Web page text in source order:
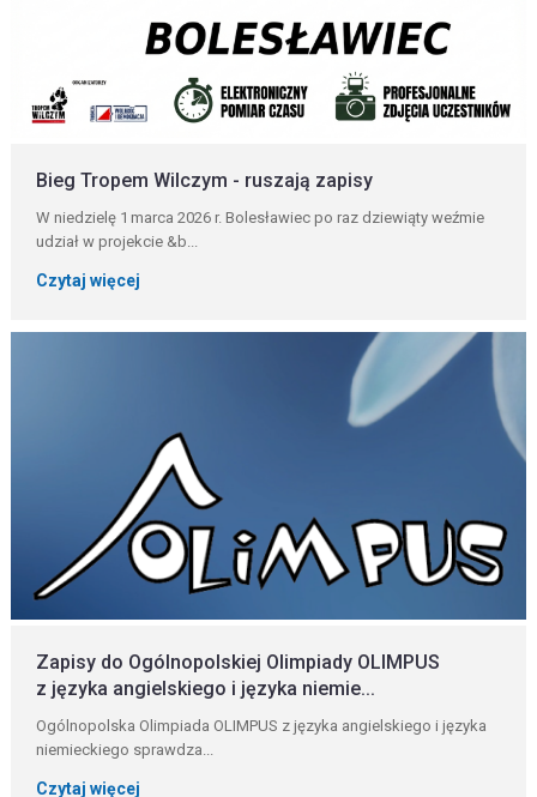
Bieg Tropem Wilczym - ruszają zapisy
W niedzielę 1 marca 2026 r. Bolesławiec po raz dziewiąty weźmie
udział w projekcie &b...
Czytaj więcej
Zapisy do Ogólnopolskiej Olimpiady OLIMPUS
z języka angielskiego i języka niemie...
Ogólnopolska Olimpiada OLIMPUS z języka angielskiego i języka
niemieckiego sprawdza...
Czytaj więcej